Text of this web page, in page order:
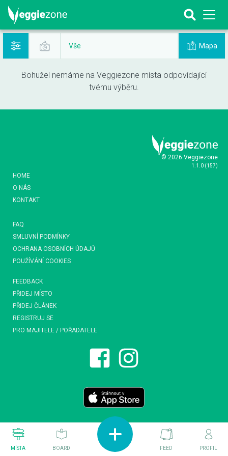
Vše Mapa
Bohužel nemáme na Veggiezone místa odpovídající
tvému výběru.
© 2026 Veggiezone
1.1.0 (157)
HOME
O NÁS
KONTAKT
FAQ
SMLUVNÍ PODMÍNKY
OCHRANA OSOBNÍCH ÚDAJŮ
POUŽÍVÁNÍ COOKIES
FEEDBACK
PŘIDEJ MÍSTO
PŘIDEJ ČLÁNEK
REGISTRUJ SE
PRO MAJITELE / POŘADATELE
MÍSTA BOARD FEED PROFIL